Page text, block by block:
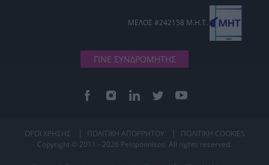
ΓΙΝΕ ΣΥΝΔΡΟΜΗΤΗΣ
ΜΕΛΟΣ #242158 Μ.Η.Τ.
ΟΡΟΙ ΧΡΗΣΗΣ ΠΟΛΙΤΙΚΗ ΑΠΟΡΡΗΤΟΥ
ΠΟΛΙΤΙΚΗ COOKIES
Copyright © 2011 - 2026 Peloponnisos. All rights reserved.